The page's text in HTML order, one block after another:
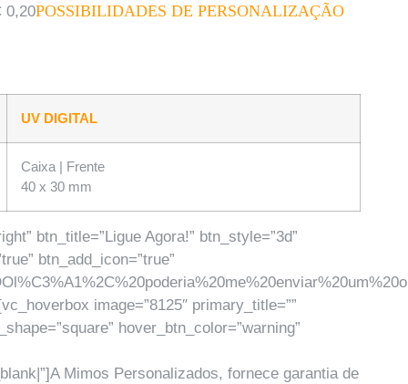
0,20POSSIBILIDADES DE PERSONALIZAÇÃO
UV DIGITAL
Caixa | Frente
40 x 30 mm
btn_title=”Ligue Agora!” btn_style=”3d”
btn_add_icon=”true”
image=”8125″ primary_title=””
hover_btn_color=”warning”
Mimos Personalizados, fornece garantia de